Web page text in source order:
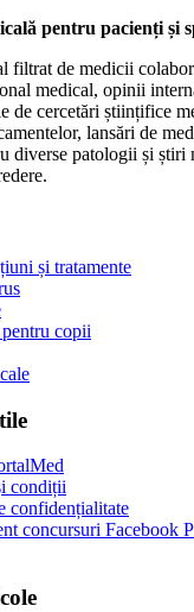
pentru pacienți și
filtrat de medicii
medical, opinii
de cercetări științifice
lansări de
diverse patologii și știri
și tratamente
copii
condiții
confidențialitate
concursuri Facebook